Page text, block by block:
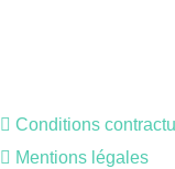
Conditions
Mentions légales